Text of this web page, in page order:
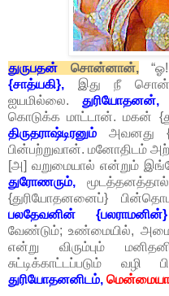
துருபதன் சொன்னான்,“ஓ!
{சாத்யகி}, இது நீ
ஐயமில்லை. துரியோதனன்,
கொடுக்க மாட்டான். மகன்
திருதராஷ்டிரனும் அவனது
பின்பற்றுவான். மனோதிடம்
[அ] வறுமையால் என்றும்
துரோணரும்,
{துரியோதனனைப்}
பலதேவனின் {பலராமனின்}
வேண்டும்; உண்மையில்,
என்று விரும்பும்
சுட்டிக்காட்டப்படும்
துரியோதனனிடம்,